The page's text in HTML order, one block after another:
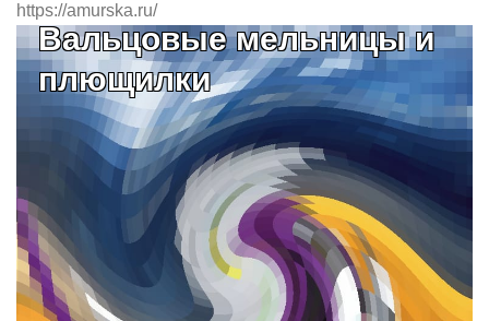
https://amurska.ru/
Вальцовые мельницы и
плющилки